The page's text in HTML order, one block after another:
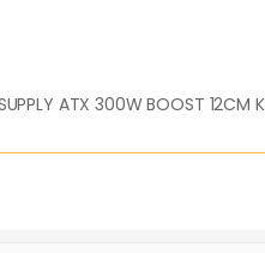
ATX 300W BOOST 12CM